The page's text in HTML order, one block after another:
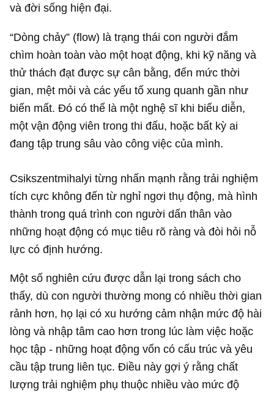
và đời sống hiện đại.
“Dòng chảy” (flow) là trạng thái con người đắm
chìm hoàn toàn vào một hoạt động, khi kỹ năng và
thử thách đạt được sự cân bằng, đến mức thời
gian, mệt mỏi và các yếu tố xung quanh gần như
biến mất. Đó có thể là một nghệ sĩ khi biểu diễn,
một vận động viên trong thi đấu, hoặc bất kỳ ai
đang tập trung sâu vào công việc của mình.
Csikszentmihalyi từng nhấn mạnh rằng trải nghiệm
tích cực không đến từ nghỉ ngơi thụ động, mà hình
thành trong quá trình con người dấn thân vào
những hoạt động có mục tiêu rõ ràng và đòi hỏi nỗ
lực có định hướng.
Một số nghiên cứu được dẫn lại trong sách cho
thấy, dù con người thường mong có nhiều thời gian
rảnh hơn, họ lại có xu hướng cảm nhận mức độ hài
lòng và nhập tâm cao hơn trong lúc làm việc hoặc
học tập - những hoạt động vốn có cấu trúc và yêu
cầu tập trung liên tục. Điều này gợi ý rằng chất
lượng trải nghiệm phụ thuộc nhiều vào mức độ